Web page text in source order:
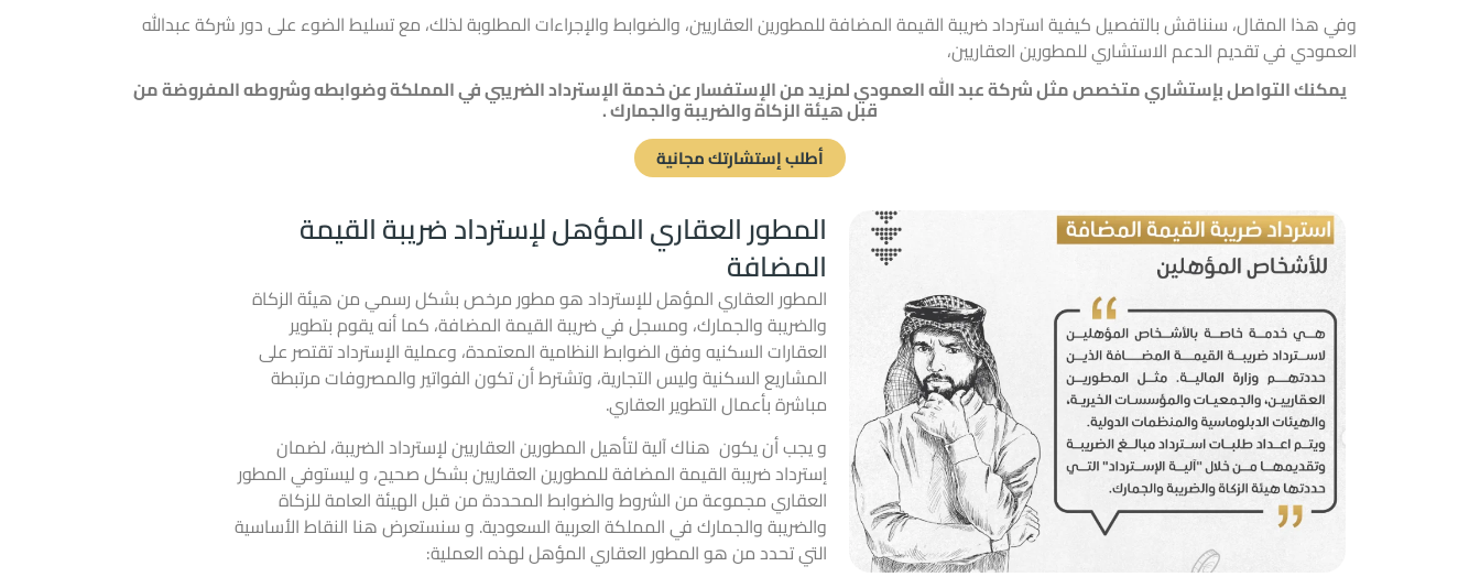
وفي هذا المقال، سنناقش بالتفصيل كيفية استرداد ضريبة القيمة المضافة للمطورين العقاريين، والضوابط والإجراءات المطلوبة لذلك، مع تسليط الضوء على دورشركة عبدالله
العموديفي تقديم الدعم الاستشاري للمطورين العقاريين،
يمكنك التواصل بإستشاري متخصص مثل شركة عبد الله العمودي لمزيد من الإستفسار عنخدمة الإسترداد الضريبيفي المملكة وضوابطه وشروطه المفروضة من
قبل هيئة الزكاة والضريبة والجمارك .
أطلب إستشارتك مجانية
المطور العقاري المؤهل لإسترداد ضريبة القيمة
المضافة
المطور العقاري المؤهل للإسترداد هو مطور مرخص بشكل رسمي من هيئة الزكاة
والضريبة والجمارك، ومسجل في ضريبة القيمة المضافة، كما أنه يقوم بتطوير
العقارات السكنيه وفق الضوابط النظامية المعتمدة، وعملية الإسترداد تقتصر على
المشاريع السكنية وليس التجارية، وتشترط أن تكون الفواتير والمصروفات مرتبطة
مباشرة بأعمال التطوير العقاري.
و يجب أن يكون هناكآلية لتأهيل المطورين العقاريين لإسترداد الضريبة، لضمان
إسترداد ضريبة القيمة المضافة للمطورين العقاريين بشكل صحيح، و ليستوفي المطور
العقاري مجموعة من الشروط والضوابط المحددة من قبل الهيئة العامة للزكاة
والضريبة والجمارك في المملكة العربية السعودية. و سنستعرض هنا النقاط الأساسية
التي تحدد من هو المطور العقاري المؤهل لهذه العملية: